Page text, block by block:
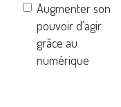
Augmenter son
pouvoir d'agir
grâce au
numérique